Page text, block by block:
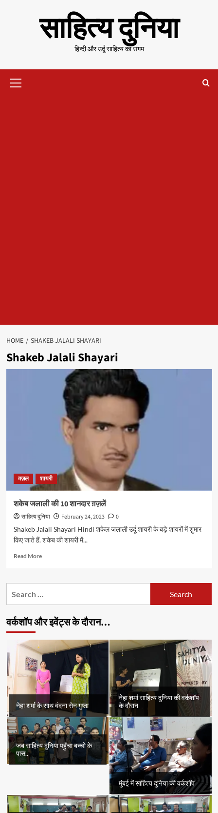
साहित्य दुनिया
हिन्दी और उर्दू साहित्य का संगम
Menu
HOME SHAKEB JALALI SHAYARI
Shakeb Jalali Shayari
ग़ज़ल शायरी
शकेब जलाली की 10 शानदार ग़ज़लें
साहित्य दुनिया February 24, 2023
0
Shakeb Jalali Shayari Hindi शकेल जलाली उर्दू शायरी के बड़े शायरों में शुमार
किए जाते हैं. शकेब की शायरी में...
Read MoreRead
शकेब
शानदार
ग़ज़लें
वर्कशॉप और इवेंट्स के दौरान…
नेहा शर्मा के साथ वंदना सेन गुप्ता
नेहा शर्मा साहित्य दुनिया की वर्कशॉप
के दौरान
जब साहित्य दुनिया पहुँचा बच्चों के
पास..
मुंबई में साहित्य दुनिया की वर्कशॉप